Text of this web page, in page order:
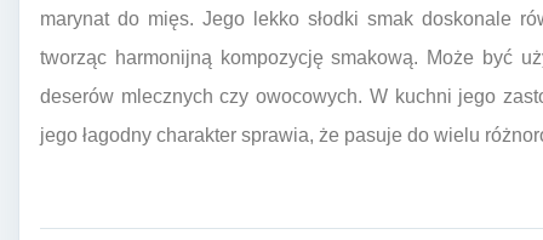
marynat do mięs. Jego lekko słodki smak doskonale
tworząc harmonijną kompozycję smakową. Może być
deserów mlecznych czy owocowych. W kuchni jego
jego łagodny charakter sprawia, że pasuje do wielu